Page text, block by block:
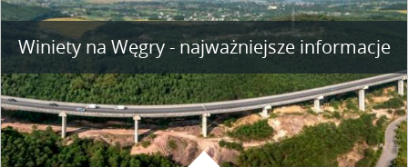
Winiety na Węgry - najważniejsze informacje